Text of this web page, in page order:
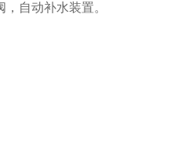
自动补水装置。